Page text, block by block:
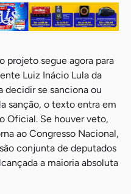
projeto segue agora para
Luiz Inácio Lula da
decidir se sanciona ou
sanção, o texto entra em
Oficial. Se houver veto,
ao Congresso Nacional,
conjunta de deputados
a maioria absoluta